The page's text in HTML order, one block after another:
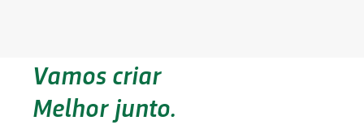
Vamos criar
Melhor junto.